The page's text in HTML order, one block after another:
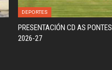
DEPORTES
PRESENTACIÓN CD AS PONTES
2026-27